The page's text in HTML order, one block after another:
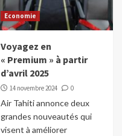
Economie
Voyagez en
« Premium » à partir
d’avril 2025
14 novembre 2024 0
Air Tahiti annonce deux
grandes nouveautés qui
visent à améliorer